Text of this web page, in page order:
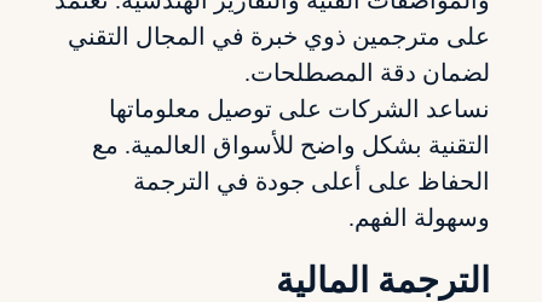
على مترجمين ذوي خبرة في المجال التقني
لضمان دقة المصطلحات.
نساعد الشركات على توصيل معلوماتها
التقنية بشكل واضح للأسواق العالمية. مع
الحفاظ على أعلى جودة في الترجمة
وسهولة الفهم.
الترجمة المالية